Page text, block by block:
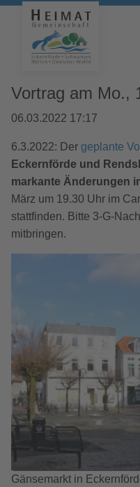
Vortrag am Mo.,
06.03.2022 17:17
6.3.2022: Der geplante
Eckernförde und
markante Änderungen
März um 19.30 Uhr im
stattfinden. Bitte 3-G-
mitbringen.
Gänsemarkt in